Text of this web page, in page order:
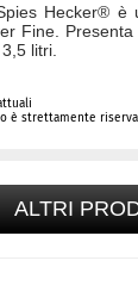
Hecker® è
Fine.
litri.
è strettamente
ALTRI